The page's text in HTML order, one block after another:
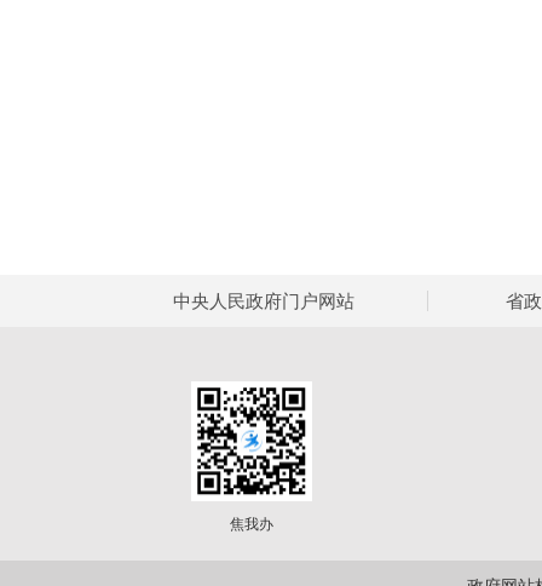
中央人民政府门户网站 省
焦我办